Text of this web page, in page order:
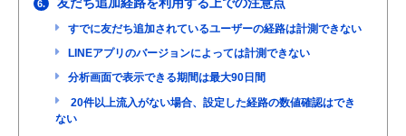
6. 友だち追加経路を利用する上での注意点
すでに友だち追加されているユーザーの経路は計測できない
LINEアプリのバージョンによっては計測できない
分析画面で表示できる期間は最大90日間
20件以上流入がない場合、設定した経路の数値確認はでき
ない